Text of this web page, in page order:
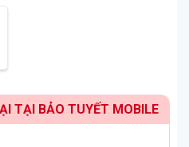
TẠI BẢO TUYẾT MOBILE